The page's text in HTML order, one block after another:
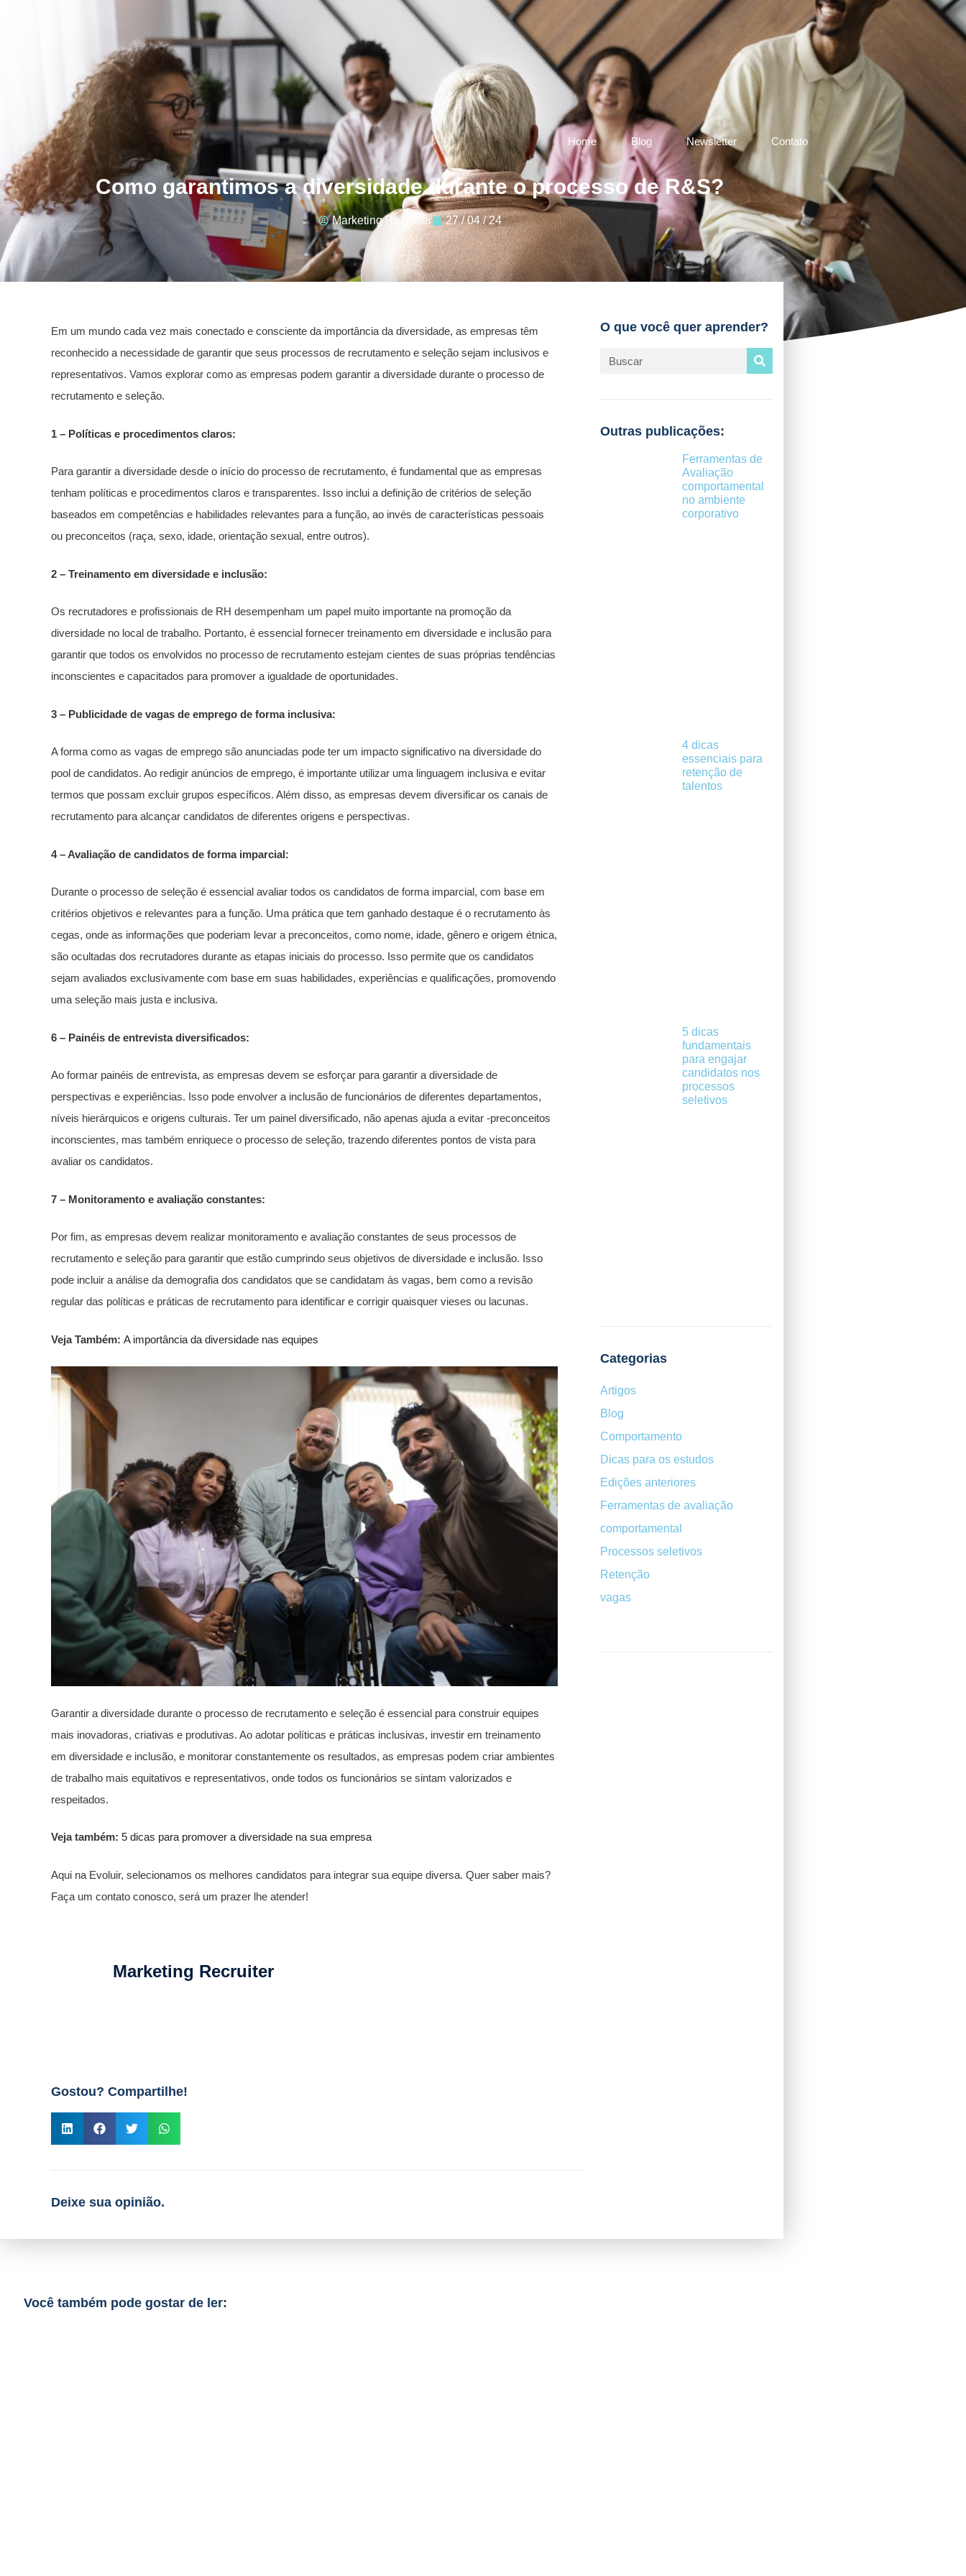
Home Blog Newsletter Contato
Como garantimos a diversidade durante o processo de R&S?
Marketing Recruiter 27 / 04 / 24
Em um mundo cada vez mais conectado e consciente da importância da diversidade, as empresas têm
reconhecido a necessidade de garantir que seus processos de recrutamento e seleção sejam inclusivos e
representativos. Vamos explorar como as empresas podem garantir a diversidade durante o processo de
recrutamento e seleção.
1 – Políticas e procedimentos claros:
Para garantir a diversidade desde o início do processo de recrutamento, é fundamental que as empresas
tenham políticas e procedimentos claros e transparentes. Isso inclui a definição de critérios de seleção
baseados em competências e habilidades relevantes para a função, ao invés de características pessoais
ou preconceitos (raça, sexo, idade, orientação sexual, entre outros).
2 – Treinamento em diversidade e inclusão:
Os recrutadores e profissionais de RH desempenham um papel muito importante na promoção da
diversidade no local de trabalho. Portanto, é essencial fornecer treinamento em diversidade e inclusão para
garantir que todos os envolvidos no processo de recrutamento estejam cientes de suas próprias tendências
inconscientes e capacitados para promover a igualdade de oportunidades.
3 – Publicidade de vagas de emprego de forma inclusiva:
A forma como as vagas de emprego são anunciadas pode ter um impacto significativo na diversidade do
pool de candidatos. Ao redigir anúncios de emprego, é importante utilizar uma linguagem inclusiva e evitar
termos que possam excluir grupos específicos. Além disso, as empresas devem diversificar os canais de
recrutamento para alcançar candidatos de diferentes origens e perspectivas.
4 – Avaliação de candidatos de forma imparcial:
Durante o processo de seleção é essencial avaliar todos os candidatos de forma imparcial, com base em
critérios objetivos e relevantes para a função. Uma prática que tem ganhado destaque é o recrutamento às
cegas, onde as informações que poderiam levar a preconceitos, como nome, idade, gênero e origem étnica,
são ocultadas dos recrutadores durante as etapas iniciais do processo. Isso permite que os candidatos
sejam avaliados exclusivamente com base em suas habilidades, experiências e qualificações, promovendo
uma seleção mais justa e inclusiva.
6 – Painéis de entrevista diversificados:
Ao formar painéis de entrevista, as empresas devem se esforçar para garantir a diversidade de
perspectivas e experiências. Isso pode envolver a inclusão de funcionários de diferentes departamentos,
níveis hierárquicos e origens culturais. Ter um painel diversificado, não apenas ajuda a evitar -preconceitos
inconscientes, mas também enriquece o processo de seleção, trazendo diferentes pontos de vista para
avaliar os candidatos.
7 – Monitoramento e avaliação constantes:
Por fim, as empresas devem realizar monitoramento e avaliação constantes de seus processos de
recrutamento e seleção para garantir que estão cumprindo seus objetivos de diversidade e inclusão. Isso
pode incluir a análise da demografia dos candidatos que se candidatam às vagas, bem como a revisão
regular das políticas e práticas de recrutamento para identificar e corrigir quaisquer vieses ou lacunas.
Veja Também: A importância da diversidade nas equipes
Garantir a diversidade durante o processo de recrutamento e seleção é essencial para construir equipes
mais inovadoras, criativas e produtivas. Ao adotar políticas e práticas inclusivas, investir em treinamento
em diversidade e inclusão, e monitorar constantemente os resultados, as empresas podem criar ambientes
de trabalho mais equitativos e representativos, onde todos os funcionários se sintam valorizados e
respeitados.
Veja também: 5 dicas para promover a diversidade na sua empresa
Aqui na Evoluir, selecionamos os melhores candidatos para integrar sua equipe diversa. Quer saber mais?
Faça um contato conosco, será um prazer lhe atender!
Marketing Recruiter
Gostou? Compartilhe!
Deixe sua opinião.
O que você quer aprender?
Outras publicações:
Ferramentas de
Avaliação
comportamental
no ambiente
corporativo
4 dicas
essenciais para
retenção de
talentos
5 dicas
fundamentais
para engajar
candidatos nos
processos
seletivos
Categorias
Artigos
Blog
Comportamento
Dicas para os estudos
Edições anteriores
Ferramentas de avaliação
comportamental
Processos seletivos
Retenção
vagas
Você também pode gostar de ler: